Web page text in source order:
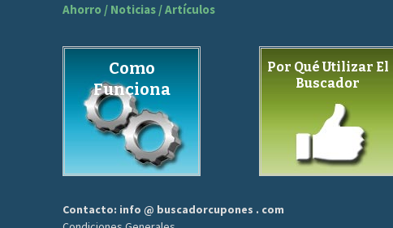
Ahorro / Noticias / Artículos
Como
Funciona
Por Qué Utilizar El
Buscador
Contacto: info @ buscadorcupones . com